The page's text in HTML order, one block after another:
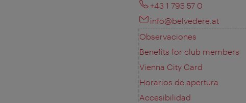
+43 1 795 57 0
info@belvedere.at
Observaciones
Benefits for club members
Vienna City Card
Horarios de apertura
Accesibilidad